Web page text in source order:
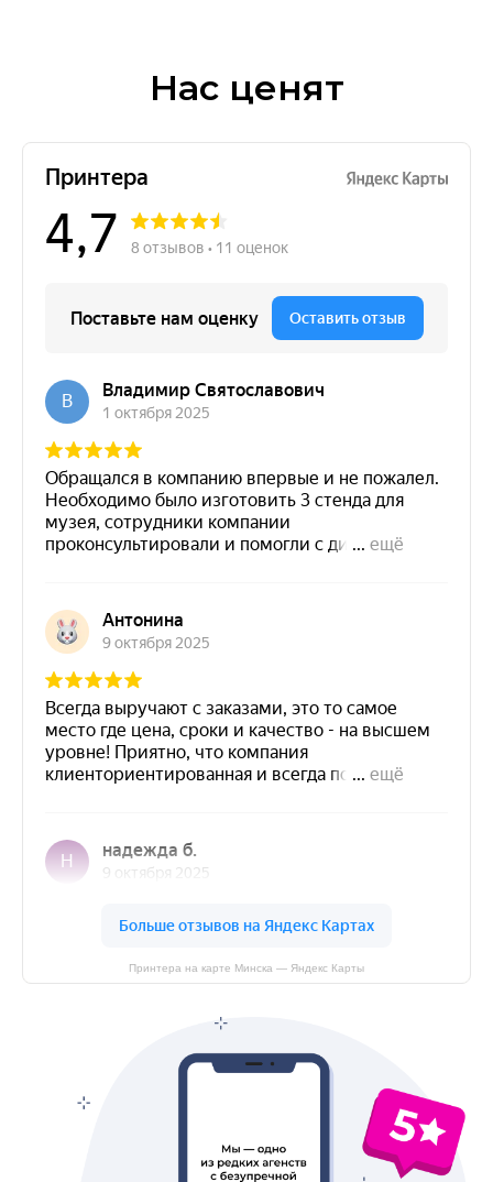
Нас ценят
Принтера на карте Минска — Яндекс Карты